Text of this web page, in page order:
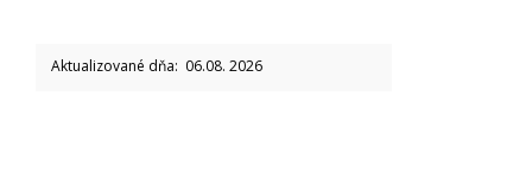
Aktualizované dňa: 06.08. 2026